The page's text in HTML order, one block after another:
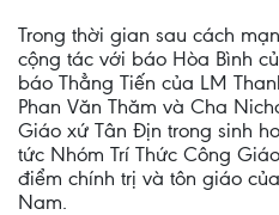
Trong thời gian sau cách
cộng tác với báo Hòa Bình
báo Thẳng Tiến của LM
Phan Văn Thăm và Cha
Giáo xứ Tân Địn trong sinh
tức Nhóm Trí Thức Công
điểm chính trị và tôn giáo
Nam.